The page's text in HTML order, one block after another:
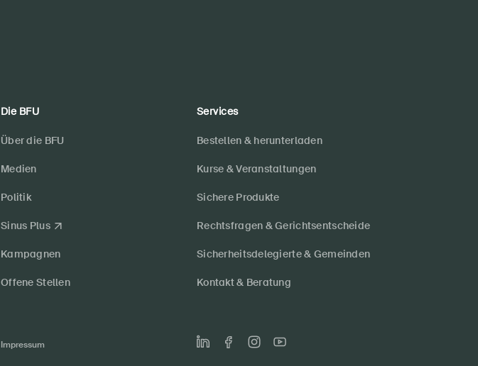
Die BFU
Über die BFU
Medien
Politik
Sinus Plus
Kampagnen
Offene Stellen
Services
Bestellen & herunterladen
Kurse & Veranstaltungen
Sichere Produkte
Rechtsfragen & Gerichtsentscheide
Sicherheitsdelegierte & Gemeinden
Kontakt & Beratung
Impressum